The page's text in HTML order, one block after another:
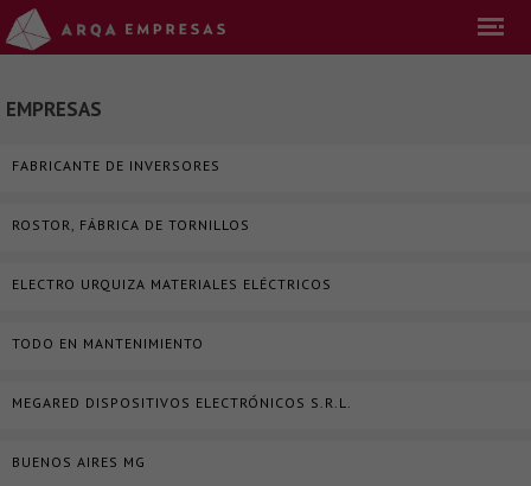
EMPRESAS
FABRICANTE DE INVERSORES
ROSTOR, FÁBRICA DE TORNILLOS
ELECTRO URQUIZA MATERIALES ELÉCTRICOS
TODO EN MANTENIMIENTO
MEGARED DISPOSITIVOS ELECTRÓNICOS S.R.L.
BUENOS AIRES MG